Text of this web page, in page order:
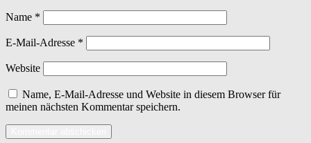
Name *
E-Mail-Adresse *
Website
Name, E-Mail-Adresse und Website in diesem Browser für
meinen nächsten Kommentar speichern.